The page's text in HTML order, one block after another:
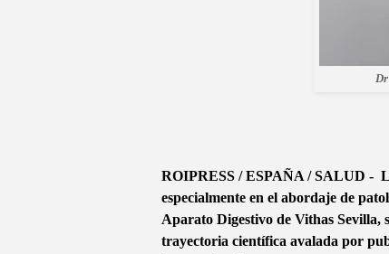
ROIPRESS / ESPAÑA / SALUD -
especialmente en el abordaje de
Aparato Digestivo de Vithas Sevilla,
trayectoria científica avalada por